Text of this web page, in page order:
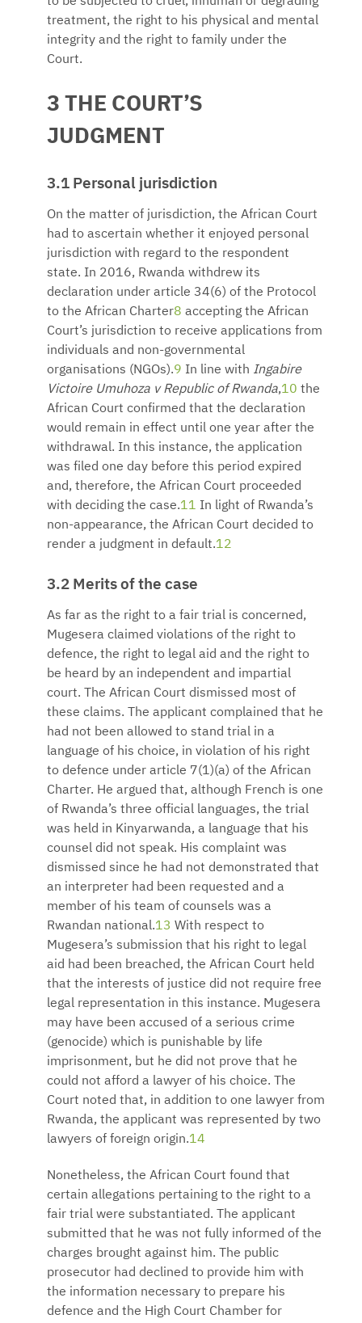
treatment, the right to his physical and mental
integrity and the right to family under the
Court.
3 THE COURT’S
JUDGMENT
3.1 Personal jurisdiction
On the matter of jurisdiction, the African Court
had to ascertain whether it enjoyed personal
jurisdiction with regard to the respondent
state. In 2016, Rwanda withdrew its
declaration under article 34(6) of the Protocol
to the African Charter8 accepting the African
Court’s jurisdiction to receive applications from
individuals and non-governmental
organisations (NGOs).9 In line with Ingabire
Victoire Umuhoza v Republic of Rwanda,10 the
African Court confirmed that the declaration
would remain in effect until one year after the
withdrawal. In this instance, the application
was filed one day before this period expired
and, therefore, the African Court proceeded
with deciding the case.11 In light of Rwanda’s
non-appearance, the African Court decided to
render a judgment in default.12
3.2 Merits of the case
As far as the right to a fair trial is concerned,
Mugesera claimed violations of the right to
defence, the right to legal aid and the right to
be heard by an independent and impartial
court. The African Court dismissed most of
these claims. The applicant complained that he
had not been allowed to stand trial in a
language of his choice, in violation of his right
to defence under article 7(1)(a) of the African
Charter. He argued that, although French is one
of Rwanda’s three official languages, the trial
was held in Kinyarwanda, a language that his
counsel did not speak. His complaint was
dismissed since he had not demonstrated that
an interpreter had been requested and a
member of his team of counsels was a
Rwandan national.13 With respect to
Mugesera’s submission that his right to legal
aid had been breached, the African Court held
that the interests of justice did not require free
legal representation in this instance. Mugesera
may have been accused of a serious crime
(genocide) which is punishable by life
imprisonment, but he did not prove that he
could not afford a lawyer of his choice. The
Court noted that, in addition to one lawyer from
Rwanda, the applicant was represented by two
lawyers of foreign origin.14
Nonetheless, the African Court found that
certain allegations pertaining to the right to a
fair trial were substantiated. The applicant
submitted that he was not fully informed of the
charges brought against him. The public
prosecutor had declined to provide him with
the information necessary to prepare his
defence and the High Court Chamber for